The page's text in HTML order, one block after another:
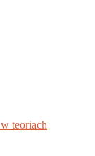
teoriach